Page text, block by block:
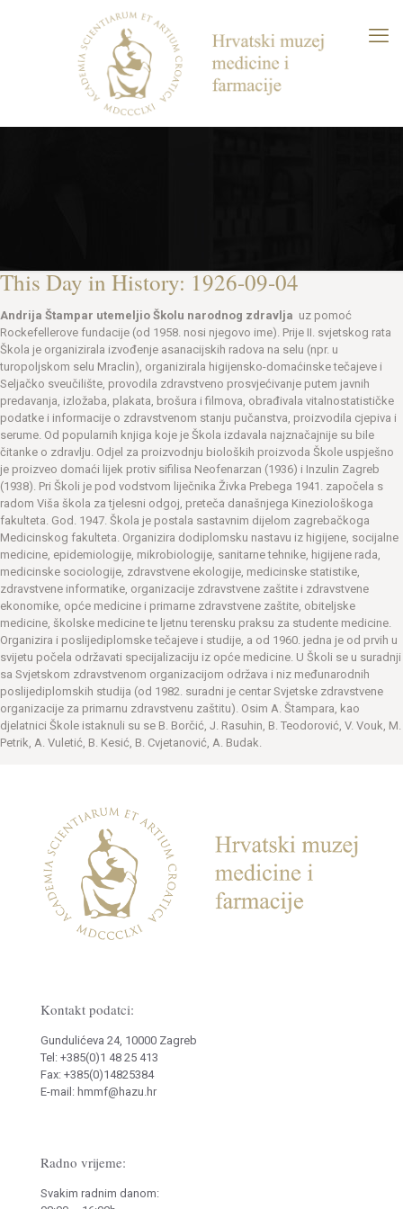
This Day in History: 1926-09-04
Andrija Štampar utemeljio Školu narodnog zdravlja uz pomoć
Rockefellerove fundacije (od 1958. nosi njegovo ime). Prije II. svjetskog rata
Škola je organizirala izvođenje asanacijskih radova na selu (npr. u
turopoljskom selu Mraclin), organizirala higijensko-domaćinske tečajeve i
Seljačko sveučilište, provodila zdravstveno prosvjećivanje putem javnih
predavanja, izložaba, plakata, brošura i filmova, obrađivala vitalnostatističke
podatke i informacije o zdravstvenom stanju pučanstva, proizvodila cjepiva i
serume. Od popularnih knjiga koje je Škola izdavala najznačajnije su bile
čitanke o zdravlju. Odjel za proizvodnju bioloških proizvoda Škole uspješno
je proizveo domaći lijek protiv sifilisa Neofenarzan (1936) i Inzulin Zagreb
(1938). Pri Školi je pod vodstvom liječnika Živka Prebega 1941. započela s
radom Viša škola za tjelesni odgoj, preteča današnjega Kineziološkoga
fakulteta. God. 1947. Škola je postala sastavnim dijelom zagrebačkoga
Medicinskog fakulteta. Organizira dodiplomsku nastavu iz higijene, socijalne
medicine, epidemiologije, mikrobiologije, sanitarne tehnike, higijene rada,
medicinske sociologije, zdravstvene ekologije, medicinske statistike,
zdravstvene informatike, organizacije zdravstvene zaštite i zdravstvene
ekonomike, opće medicine i primarne zdravstvene zaštite, obiteljske
medicine, školske medicine te ljetnu terensku praksu za studente medicine.
Organizira i poslijediplomske tečajeve i studije, a od 1960. jedna je od prvih u
svijetu počela održavati specijalizaciju iz opće medicine. U Školi se u suradnji
sa Svjetskom zdravstvenom organizacijom održava i niz međunarodnih
poslijediplomskih studija (od 1982. suradni je centar Svjetske zdravstvene
organizacije za primarnu zdravstvenu zaštitu). Osim A. Štampara, kao
djelatnici Škole istaknuli su se B. Borčić, J. Rasuhin, B. Teodorović, V. Vouk, M.
Petrik, A. Vuletić, B. Kesić, B. Cvjetanović, A. Budak.
Kontakt podatci:
Gundulićeva 24, 10000 Zagreb
Tel: +385(0)1 48 25 413
Fax: +385(0)14825384
E-mail: hmmf@hazu.hr
Radno vrijeme:
Svakim radnim danom: